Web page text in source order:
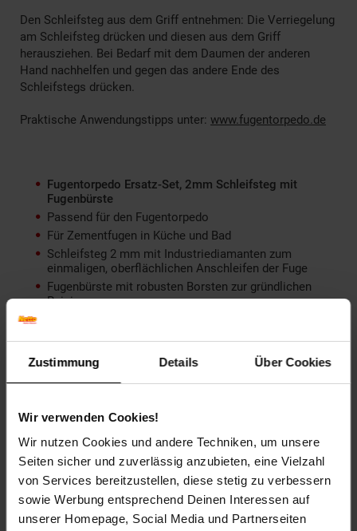
Zustimmung Details Über Cookies
Wir verwenden Cookies!
Wir nutzen Cookies und andere Techniken, um unsere
Seiten sicher und zuverlässig anzubieten, eine Vielzahl
von Services bereitzustellen, diese stetig zu verbessern
sowie Werbung entsprechend Deinen Interessen auf
unserer Homepage, Social Media und Partnerseiten
Den Schleifsteg aus dem Griff entnehmen: Die Verriegelung
am Schleifsteg drücken und diesen aus dem Griff
herausziehen. Bei Bedarf mit dem Daumen der anderen
Hand nachhelfen und gegen das andere Ende des
Schleifstegs drücken.
Praktische Anwendungstipps unter: www.fugentorpedo.de
Fugentorpedo Ersatz-Set, 2mm Schleifsteg mit
Fugenbürste
Passend für den Fugentorpedo
Für Zementfugen in Küche und Bad
Schleifsteg 2 mm mit Industriediamanten zum
einmaligen, oberflächlichen Anschleifen der Fuge
Fugenbürste mit robusten Borsten zur gründlichen
Reinigung
Artikel gehört zur Kategorie:Alle Löwen Deals
Bewertungen
Versandinformationen